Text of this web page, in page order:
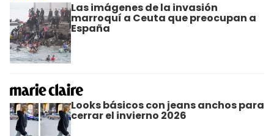
Las imágenes de la invasión
marroquí a Ceuta que preocupan a
España
Looks básicos con jeans anchos para
cerrar el invierno 2026